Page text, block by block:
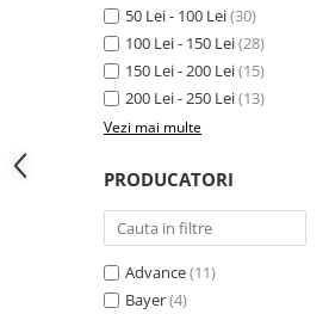
50 Lei - 100 Lei(30)
100 Lei - 150 Lei(28)
150 Lei - 200 Lei(15)
200 Lei - 250 Lei(13)
Vezi mai multe
PRODUCATORI
Advance(11)
Bayer(4)